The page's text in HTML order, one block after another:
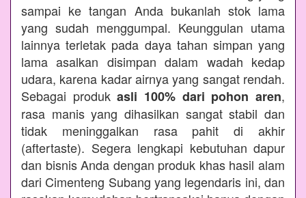
sampai ke tangan Anda bukanlah stok lama
yang sudah menggumpal. Keunggulan utama
lainnya terletak pada daya tahan simpan yang
lama asalkan disimpan dalam wadah kedap
udara, karena kadar airnya yang sangat rendah.
Sebagai produkasli 100% dari pohon aren,
rasa manis yang dihasilkan sangat stabil dan
tidak meninggalkan rasa pahit di akhir
(aftertaste). Segera lengkapi kebutuhan dapur
dan bisnis Anda dengan produk khas hasil alam
dari Cimenteng Subang yang legendaris ini, dan